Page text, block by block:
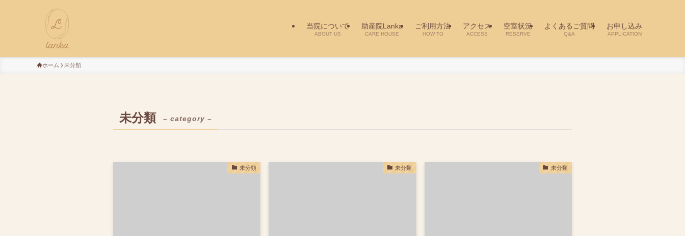
当院について
ABOUT US
助産院Lanka
CARE HOUSE
ご利用方法
HOW TO
アクセス
ACCESS
空室状況
RESERVE
よくあるご質問
Q&A
お申し込み
APPLICATION
ホーム 未分類
未分類 – category –
未分類 未分類 未分類